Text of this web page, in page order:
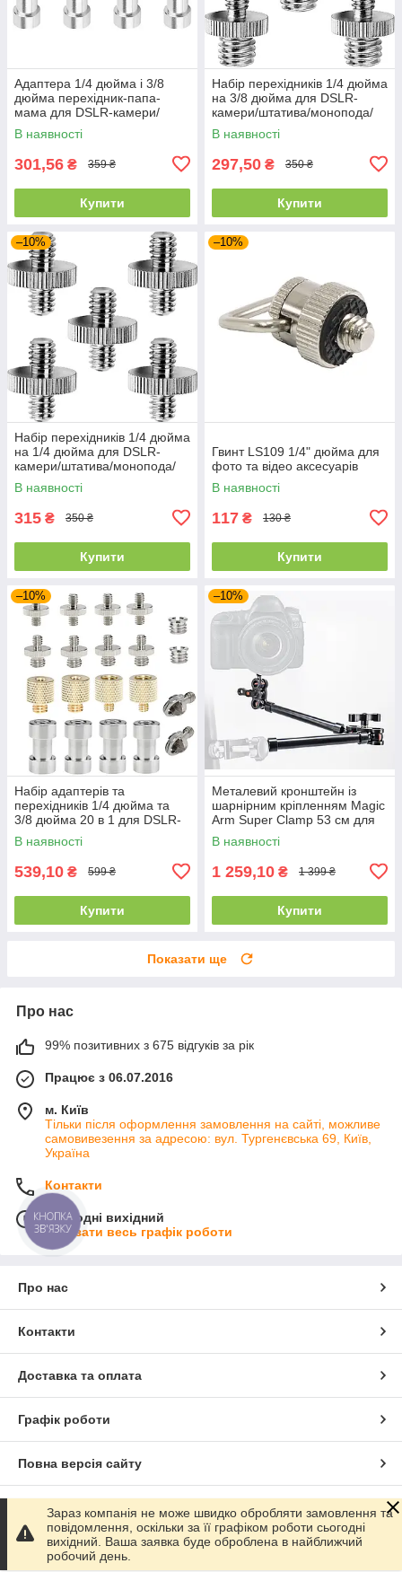
Адаптера 1/4 дюйма і 3/8
дюйма перехідник-папа-
мама для DSLR-камери/
штатива/монопода/кульової
головки/спалаху
В наявності
301,56 ₴ 359 ₴
Купити
Набір перехідників 1/4 дюйма
на 3/8 дюйма для DSLR-
камери/штатива/монопода/
кульової головки/спалаху
В наявності
297,50 ₴ 350 ₴
Купити
–10%
Набір перехідників 1/4 дюйма
на 1/4 дюйма для DSLR-
камери/штатива/монопода/
кульової головки/спалаху
В наявності
315 ₴ 350 ₴
Купити
–10%
Гвинт LS109 1/4" дюйма для
фото та відео аксесуарів
В наявності
117 ₴ 130 ₴
Купити
–10%
Набір адаптерів та
перехідників 1/4 дюйма та
3/8 дюйма 20 в 1 для DSLR-
камери/штативу/моноподу/
кульової головки
В наявності
539,10 ₴ 599 ₴
Купити
–10%
Металевий кронштейн із
шарнірним кріпленням Magic
Arm Super Clamp 53 см для
фото та відео техніки
В наявності
1 259,10 ₴ 1 399 ₴
Купити
Показати ще
Про нас
99% позитивних з 675 відгуків за рік
Працює з 06.07.2016
м. Київ
Тільки після оформлення замовлення на сайті, можливе
самовивезення за адресою: вул. Тургенєвська 69, Київ,
Україна
Контакти
Сьогодні вихідний
Показати весь графік роботи
Про нас
Контакти
Доставка та оплата
Графік роботи
Повна версія сайту
Сайт створено на маркетплейсі Prom.ua
Політика конфіденційності
Зараз компанія не може швидко обробляти замовлення та
повідомлення, оскільки за її графіком роботи сьогодні
вихідний. Ваша заявка буде оброблена в найближчий
робочий день.
КНОПКА
ЗВ'ЯЗКУ